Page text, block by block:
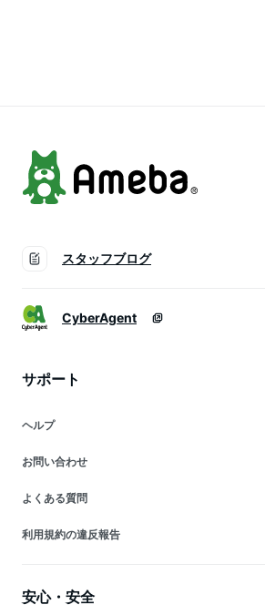
スタッフブログ
CyberAgent
サポート
ヘルプ
お問い合わせ
よくある質問
利用規約の違反報告
安心・安全